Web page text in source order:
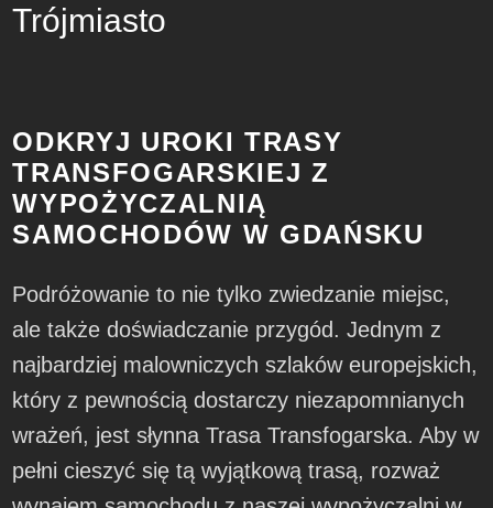
Trójmiasto
ODKRYJ UROKI TRASY
TRANSFOGARSKIEJ Z
WYPOŻYCZALNIĄ
SAMOCHODÓW W GDAŃSKU
Podróżowanie to nie tylko zwiedzanie miejsc,
ale także doświadczanie przygód. Jednym z
najbardziej malowniczych szlaków europejskich,
który z pewnością dostarczy niezapomnianych
wrażeń, jest słynna Trasa Transfogarska. Aby w
pełni cieszyć się tą wyjątkową trasą, rozważ